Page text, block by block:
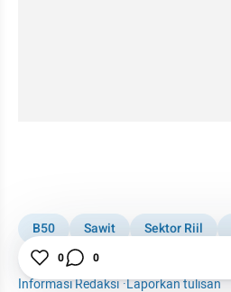
B50 Sawit Sektor Riil
Green Energy
Informasi Redaksi·Laporkan tulisan
0 0